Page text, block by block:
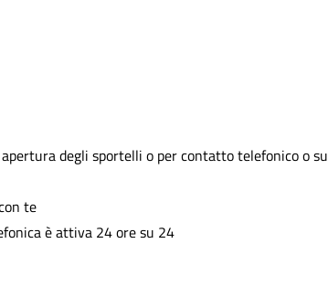
degli sportelli o per contatto telefonico o su
te
è attiva 24 ore su 24